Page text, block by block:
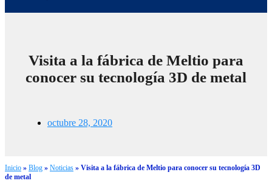
Visita a la fábrica de Meltio para
conocer su tecnología 3D de metal
octubre 28, 2020
Inicio » Blog » Noticias » Visita a la fábrica de Meltio para conocer su tecnología 3D
de metal